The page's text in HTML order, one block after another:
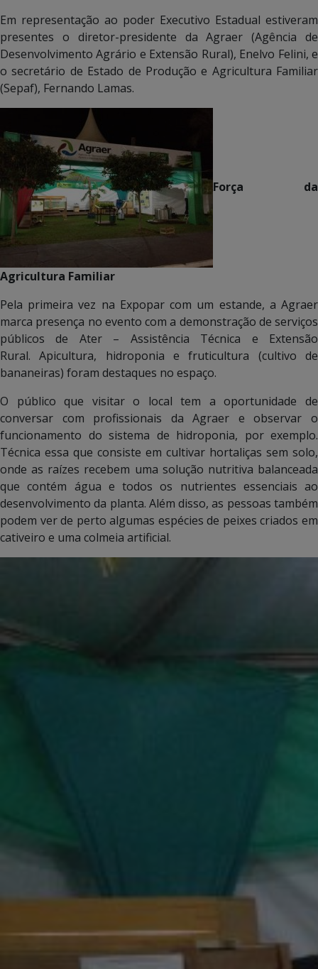
Em representação ao poder Executivo Estadual estiveram
presentes o diretor-presidente da Agraer (Agência de
Desenvolvimento Agrário e Extensão Rural), Enelvo Felini, e
o secretário de Estado de Produção e Agricultura Familiar
(Sepaf), Fernando Lamas.
Força da
Agricultura Familiar
Pela primeira vez na Expopar com um estande, a Agraer
marca presença no evento com a demonstração de serviços
públicos de Ater – Assistência Técnica e Extensão
Rural. Apicultura, hidroponia e fruticultura (cultivo de
bananeiras) foram destaques no espaço.
O público que visitar o local tem a oportunidade de
conversar com profissionais da Agraer e observar o
funcionamento do sistema de hidroponia, por exemplo.
Técnica essa que consiste em cultivar hortaliças sem solo,
onde as raízes recebem uma solução nutritiva balanceada
que contém água e todos os nutrientes essenciais ao
desenvolvimento da planta. Além disso, as pessoas também
podem ver de perto algumas espécies de peixes criados em
cativeiro e uma colmeia artificial.